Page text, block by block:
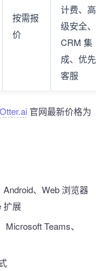
按需报
价
计费、高
级安全、
CRM 集
成、优先
客服
Otter.ai 官网最新价格为
、Web 浏览器
扩展
Teams、